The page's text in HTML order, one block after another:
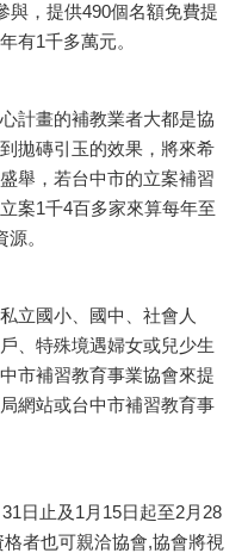
與，提供490個名額免費提
有1千多萬元。
畫的補教業者大都是協
拋磚引玉的效果，將來希
舉，若台中市的立案補習
案1千4百多家來算每年至
。
國小、國中、社會人
、特殊境遇婦女或兒少生
市補習教育事業協會來提
網站或台中市補習教育事
日止及1月15日起至2月28
者也可親洽協會,協會將視